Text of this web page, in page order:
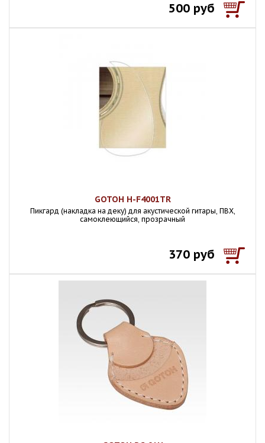
500 руб
GOTOH H-F4001TR
Пикгард (накладка на деку) для акустической гитары, ПВХ,
самоклеющийся, прозрачный
370 руб